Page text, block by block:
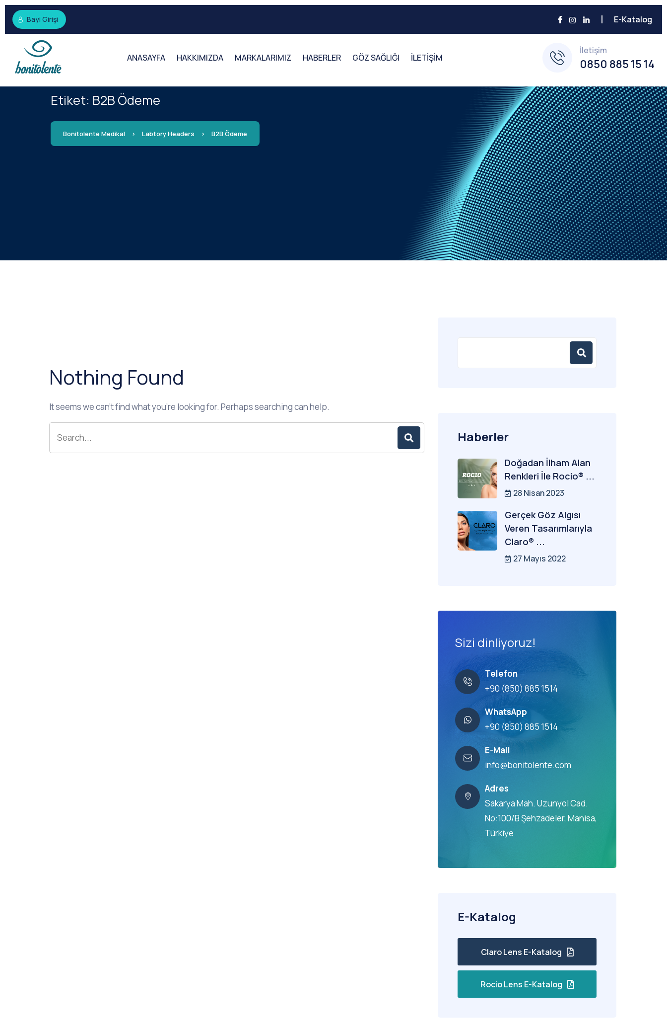
Bayi Girişi E-Katalog
ANASAYFA HAKKIMIZDA MARKALARIMIZ HABERLER GÖZ SAĞLIĞI İLETİŞİM
İletişim
0850 885 15 14
Etiket: B2B Ödeme
Bonitolente Medikal > Labtory Headers > B2B Ödeme
Nothing Found
It seems we can’t find what you’re looking for. Perhaps searching can help.
Haberler
Doğadan İlham Alan
Renkleri İle Rocio® ...
28 Nisan 2023
Gerçek Göz Algısı
Veren Tasarımlarıyla
Claro® ...
27 Mayıs 2022
Sizi dinliyoruz!
Telefon
+90 (850) 885 1514
WhatsApp
+90 (850) 885 1514
E-Mail
info@bonitolente.com
Adres
Sakarya Mah. Uzunyol Cad.
No:100/B Şehzadeler, Manisa,
Türkiye
E-Katalog
Claro Lens E-Katalog
Rocio Lens E-Katalog